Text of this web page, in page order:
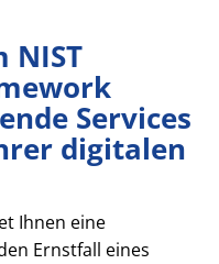
NIST
Services
digitalen
Ihnen eine
Ernstfall eines